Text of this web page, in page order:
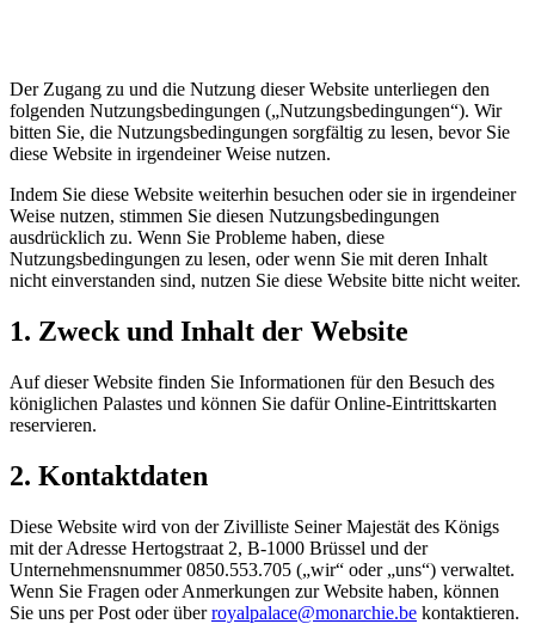
Der Zugang zu und die Nutzung dieser Website unterliegen den
folgenden Nutzungsbedingungen („Nutzungsbedingungen“). Wir
bitten Sie, die Nutzungsbedingungen sorgfältig zu lesen, bevor Sie
diese Website in irgendeiner Weise nutzen.
Indem Sie diese Website weiterhin besuchen oder sie in irgendeiner
Weise nutzen, stimmen Sie diesen Nutzungsbedingungen
ausdrücklich zu. Wenn Sie Probleme haben, diese
Nutzungsbedingungen zu lesen, oder wenn Sie mit deren Inhalt
nicht einverstanden sind, nutzen Sie diese Website bitte nicht weiter.
1. Zweck und Inhalt der Website
Auf dieser Website finden Sie Informationen für den Besuch des
königlichen Palastes und können Sie dafür Online-Eintrittskarten
reservieren.
2. Kontaktdaten
Diese Website wird von der Zivilliste Seiner Majestät des Königs
mit der Adresse Hertogstraat 2, B-1000 Brüssel und der
Unternehmensnummer 0850.553.705 („wir“ oder „uns“) verwaltet.
Wenn Sie Fragen oder Anmerkungen zur Website haben, können
Sie uns per Post oder überroyalpalace@monarchie.be kontaktieren.